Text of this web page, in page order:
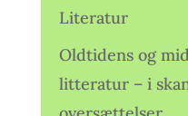
Literatur
Oldtidens og
litteratur – i